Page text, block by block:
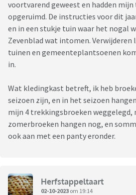
voortvarend geweest en hadden
opgeruimd. De instructies voor dit
en in een stukje tuin waar het nogal
Zevenblad wat intomen.
tuinen en gemeenteplantsoenen
in.
Wat kledingkast betreft, ik heb
seizoen zijn, en in het seizoen
mijn 4 trekkingsbroeken weggelegd,
zomerbroeken hangen nog, en
ook aan met een panty eronder.
Herfstappeltaart
02-10-2023 om 19:14